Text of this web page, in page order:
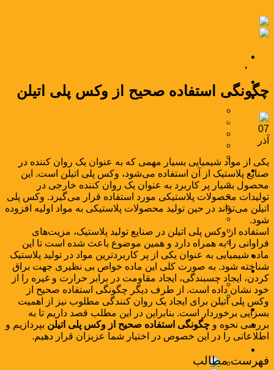
صفحه اصلی
محصولات
بسته‌بندی
صنایع
صنعت بسته‌بندی
صنعت نساجی
صنعت خودرو
صنعت سیم و کابل
صنعت لوازم خانگی
مواد بازرگانی
اخبار و مقالات
اخبار
مقالات
کاتالوگ
تماس با ما
,
چگونگی استفاده صحیح از وکس پلی اتیلن
07
آذر
یکی از مواد شیمیایی بسیار مهمی که به عنوان یک روان کننده در
صنایع پلاستیک از آن استفاده می‌شود، وکس پلی اتیلن است. این
محصول بسیار پر کاربرد به عنوان یک روان کننده خارجی در
تولیدات محصولات پلاستیکی مورد استفاده قرار می‌گیرد. وکس پلی
اتیلن می‌تواند در حین تولید محصولات پلاستیکی به مواد اولیه افزوده
شود.
استفاده از وکس پلی اتیلن در صنایع تولید پلاستیک، مزیت‌های
فراوانی را به همراه دارد و همین موضوع باعث شده است تا این
ماده شیمیایی به عنوان یکی از پر کاربردترین مواد در تولید پلاستیک
شناخته شود. به صورت کلی این ماده خواص بی نظیری جهت براق
کردن، ایجاد چسبندگی، ایجاد مقاومت در برابر حرارت و غیره را از
خود نشان داده است. از طرف دیگر چگونگی استفاده صحیح از
وکس پلی اتیلن برای ایجاد یک روان کنندگی مطلوب نیز از اهمیت
بسزایی برخوردار است. بنابراین در این مطلب قصد داریم تا به
بررسی نحوه و چگونگی استفاده صحیح از وکس پلی اتیلن بپردازیم و
اطلاعاتی را در این خصوص در اختیار شما عزیزان قرار دهیم.
فهرست مطالب